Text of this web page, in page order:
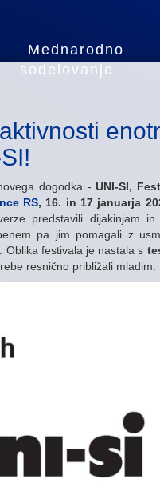
Mednarodno
sodelovanje
dogodka -UNI-SI,
RS, 16. in 17 januarja
predstavili dijakinjam
pa jim pomagali z
Oblika festivala je nastala s
resnično približali mladim.